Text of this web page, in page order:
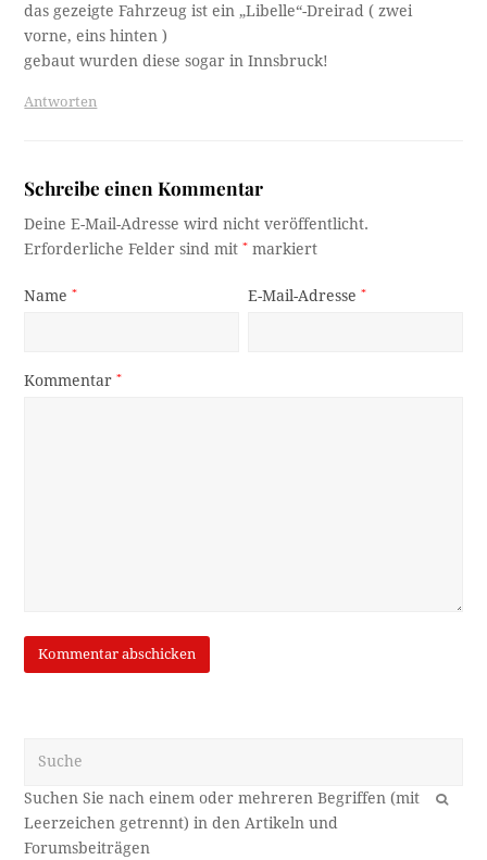
das gezeigte Fahrzeug ist ein „Libelle“-Dreirad ( zwei
vorne, eins hinten )
gebaut wurden diese sogar in Innsbruck!
Antworten
Schreibe einen Kommentar
Deine E-Mail-Adresse wird nicht veröffentlicht.
Erforderliche Felder sind mit* markiert
Name* E-Mail-Adresse*
Kommentar*
OK